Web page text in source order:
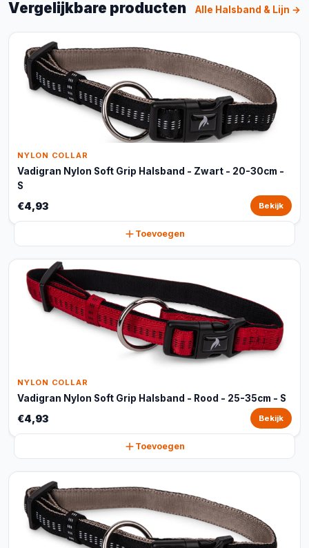
Vergelijkbare producten Alle Halsband & Lijn →
NYLON COLLAR
Vadigran Nylon Soft Grip Halsband - Zwart - 20-30cm -
S
€4,93 Bekijk
Toevoegen
NYLON COLLAR
Vadigran Nylon Soft Grip Halsband - Rood - 25-35cm - S
€4,93 Bekijk
Toevoegen